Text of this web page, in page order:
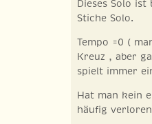
Dieses Solo ist
Stiche Solo.
Tempo =0 (
Kreuz , aber
spielt immer
Hat man kein
häufig